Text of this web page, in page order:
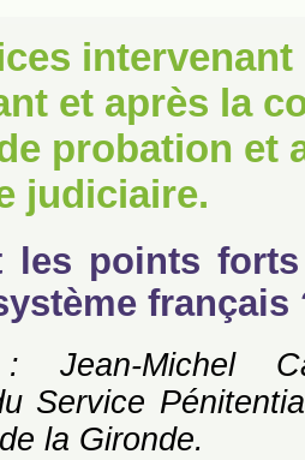
et après la
probation et
judiciaire.
les points
français
: Jean-Michel
Service
la Gironde.